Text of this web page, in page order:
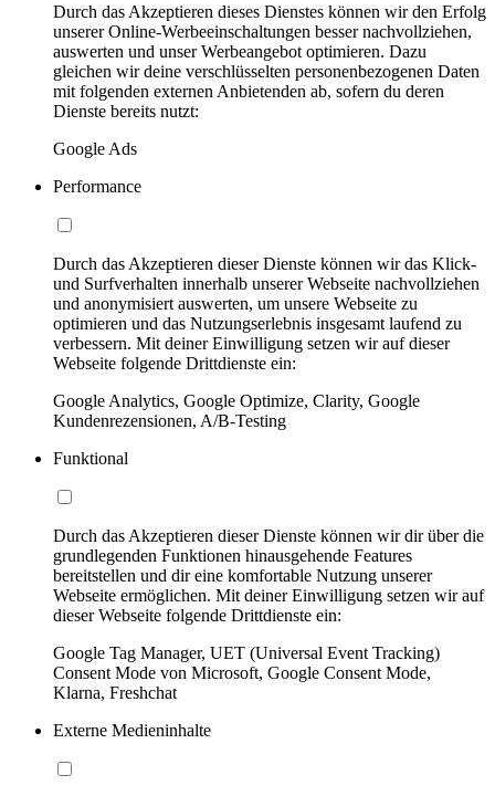
Durch das Akzeptieren dieses Dienstes können wir den Erfolg
unserer Online-Werbeeinschaltungen besser nachvollziehen,
auswerten und unser Werbeangebot optimieren. Dazu
gleichen wir deine verschlüsselten personenbezogenen Daten
mit folgenden externen Anbietenden ab, sofern du deren
Dienste bereits nutzt:
Google Ads
Performance
Durch das Akzeptieren dieser Dienste können wir das Klick-
und Surfverhalten innerhalb unserer Webseite nachvollziehen
und anonymisiert auswerten, um unsere Webseite zu
optimieren und das Nutzungserlebnis insgesamt laufend zu
verbessern. Mit deiner Einwilligung setzen wir auf dieser
Webseite folgende Drittdienste ein:
Google Analytics, Google Optimize, Clarity, Google
Kundenrezensionen, A/B-Testing
Funktional
Durch das Akzeptieren dieser Dienste können wir dir über die
grundlegenden Funktionen hinausgehende Features
bereitstellen und dir eine komfortable Nutzung unserer
Webseite ermöglichen. Mit deiner Einwilligung setzen wir auf
dieser Webseite folgende Drittdienste ein:
Google Tag Manager, UET (Universal Event Tracking)
Consent Mode von Microsoft, Google Consent Mode,
Klarna, Freshchat
Externe Medieninhalte